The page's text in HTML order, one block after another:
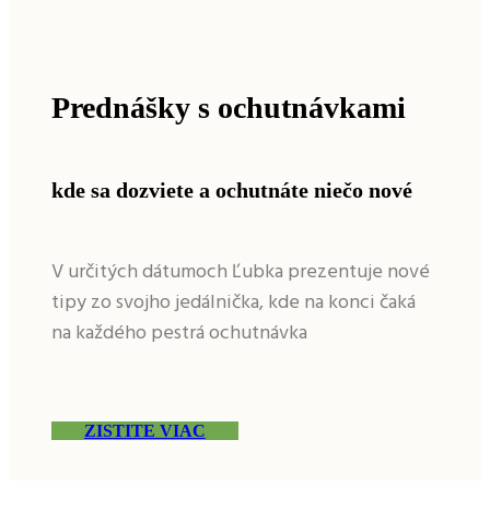
Prednášky s ochutnávkami
kde sa dozviete a ochutnáte niečo nové
V určitých dátumoch Ľubka prezentuje nové
tipy zo svojho jedálnička, kde na konci čaká
na každého pestrá ochutnávka
ZISTITE VIAC